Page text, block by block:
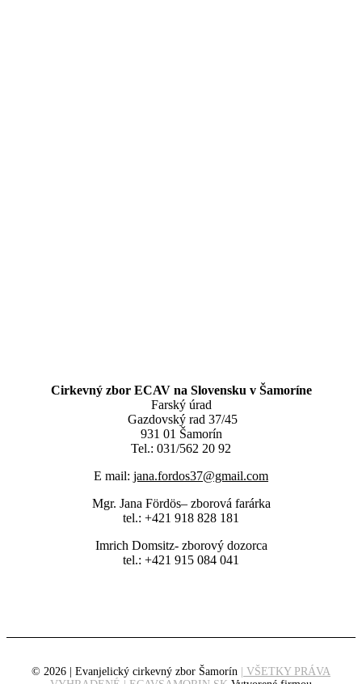
Cirkevný zbor ECAV na Slovensku v Šamoríne
Farský úrad
Gazdovský rad 37/45
931 01 Šamorín
Tel.: 031/562 20 92
E mail: jana.fordos37@gmail.com
Mgr. Jana Fördös– zborová farárka
tel.: +421 918 828 181
Imrich Domsitz- zborový dozorca
tel.: +421 915 084 041
© 2026 | Evanjelický cirkevný zbor Šamorín
| VŠETKY PRÁVA